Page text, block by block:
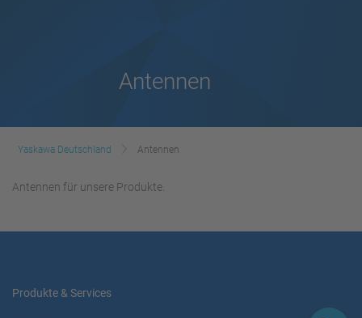
Antennen
Yaskawa Deutschland Antennen
Antennen für unsere Produkte.
Produkte & Services